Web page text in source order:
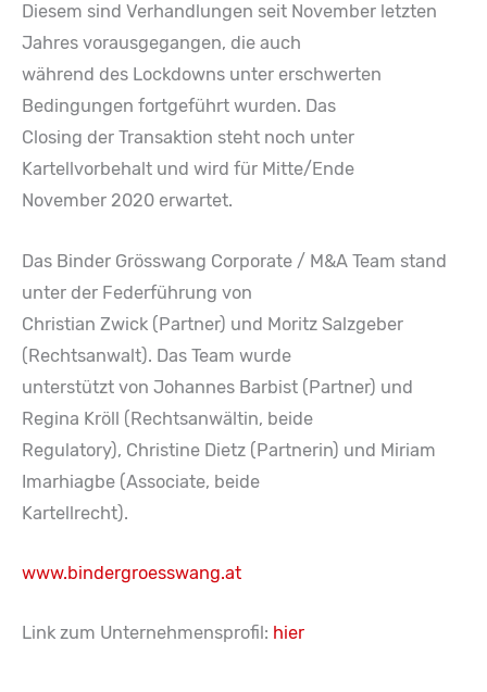
Diesem sind Verhandlungen seit November letzten
Jahres vorausgegangen, die auch
während des Lockdowns unter erschwerten
Bedingungen fortgeführt wurden. Das
Closing der Transaktion steht noch unter
Kartellvorbehalt und wird für Mitte/Ende
November 2020 erwartet.
Das Binder Grösswang Corporate / M&A Team stand
unter der Federführung von
Christian Zwick (Partner) und Moritz Salzgeber
(Rechtsanwalt). Das Team wurde
unterstützt von Johannes Barbist (Partner) und
Regina Kröll (Rechtsanwältin, beide
Regulatory), Christine Dietz (Partnerin) und Miriam
Imarhiagbe (Associate, beide
Kartellrecht).
www.bindergroesswang.at
Link zum Unternehmensprofil: hier